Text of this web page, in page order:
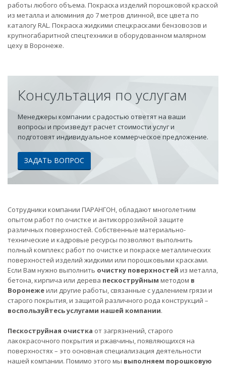
работы любого объема. Покраска изделий порошковой краской
из металла и алюминия до 7 метров длинной, все цвета по
каталогу RAL. Покраска жидкими спецкрасками бензовозов и
крупногабаритной спецтехники в оборудованном малярном
цеху в Воронеже.
Консультация по услугам
Менеджеры компании с радостью ответят на ваши
вопросы и произведут расчет стоимости услуг и
подготовят индивидуальное коммерческое предложение.
ЗАДАТЬ ВОПРОС
Сотрудники компании ПАРАНГОН, обладают многолетним
опытом работ по очистке и антикоррозийной защите
различных поверхностей. Собственные материально-
технические и кадровые ресурсы позволяют выполнить
полный комплекс работ по очистке и покраске металлических
поверхностей изделий жидкими или порошковыми красками.
Если Вам нужно выполнить очистку поверхностей из металла,
бетона, кирпича или дерева пескоструйным методом в
Воронежеили другие работы, связанные с удалением грязи и
старого покрытия, и защитой различного рода конструкций –
воспользуйтесь услугами нашей компании.
Пескоструйная очистка от загрязнений, старого
лакокрасочного покрытия и ржавчины, появляющихся на
поверхностях – это основная специализация деятельности
нашей компании. Помимо этого мы выполняем порошковую